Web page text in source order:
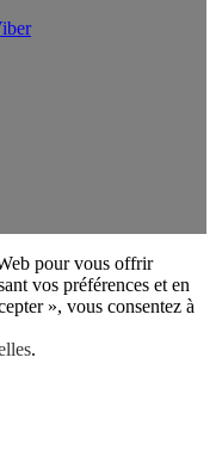
pour vous offrir
vos préférences et en
», vous consentez à
.